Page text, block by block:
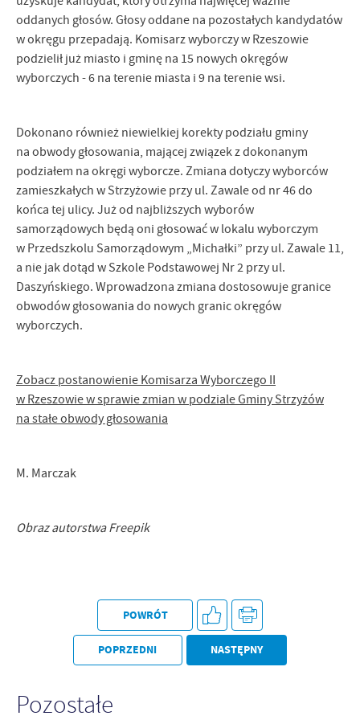
oddanych głosów. Głosy oddane na pozostałych kandydatów
w okręgu przepadają. Komisarz wyborczy w Rzeszowie
podzielił już miasto i gminę na 15 nowych okręgów
wyborczych - 6 na terenie miasta i 9 na terenie wsi.
Dokonano również niewielkiej korekty podziału gminy
na obwody głosowania, mającej związek z dokonanym
podziałem na okręgi wyborcze. Zmiana dotyczy wyborców
zamieszkałych w Strzyżowie przy ul. Zawale od nr 46 do
końca tej ulicy. Już od najbliższych wyborów
samorządowych będą oni głosować w lokalu wyborczym
w Przedszkolu Samorządowym „Michałki” przy ul. Zawale 11,
a nie jak dotąd w Szkole Podstawowej Nr 2 przy ul.
Daszyńskiego. Wprowadzona zmiana dostosowuje granice
obwodów głosowania do nowych granic okręgów
wyborczych.
Zobacz postanowienie Komisarza Wyborczego II
w Rzeszowie w sprawie zmian w podziale Gminy Strzyżów
na stałe obwody głosowania
M. Marczak
Obraz autorstwa Freepik
POWRÓT
POPRZEDNI NASTĘPNY
Pozostałe
Firmy te działają w charakterze pośredników prezentujących nasze
treści w postaci wiadomości, ofert, komunikatów mediów
społecznościowych.